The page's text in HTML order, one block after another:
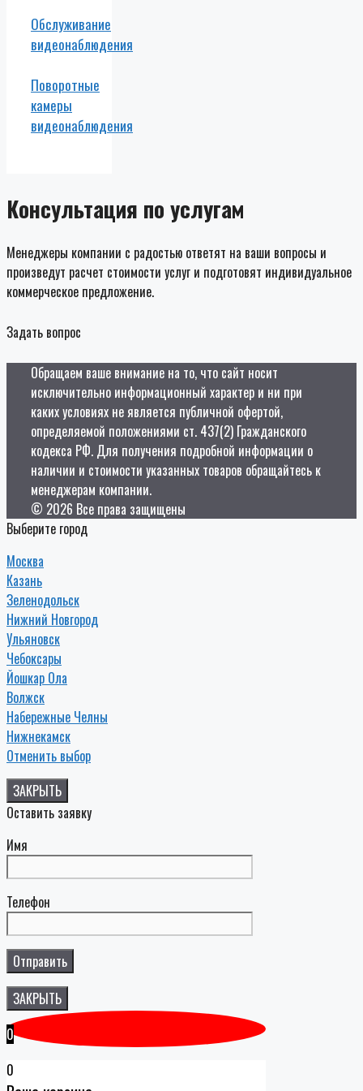
Обслуживание
видеонаблюдения
Поворотные
камеры
видеонаблюдения
Консультация по услугам
Менеджеры компании с радостью ответят на ваши вопросы и
произведут расчет стоимости услуг и подготовят индивидуальное
коммерческое предложение.
Задать вопрос
Обращаем ваше внимание на то, что сайт носит
исключительно информационный характер и ни при
каких условиях не является публичной офертой,
определяемой положениями ст. 437(2) Гражданского
кодекса РФ. Для получения подробной информации о
наличии и стоимости указанных товаров обращайтесь к
менеджерам компании.
© 2026 Все права защищены
Выберите город
Москва
Казань
Зеленодольск
Нижний Новгород
Ульяновск
Чебоксары
Йошкар Ола
Волжск
Набережные Челны
Нижнекамск
Отменить выбор
ЗАКРЫТЬ
Оставить заявку
Имя
Телефон
ЗАКРЫТЬ
0
0